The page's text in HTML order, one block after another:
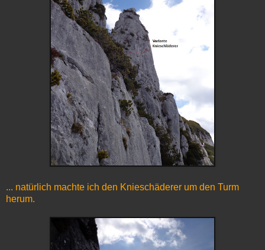
... natürlich machte ich den Knieschäderer um den Turm
herum.